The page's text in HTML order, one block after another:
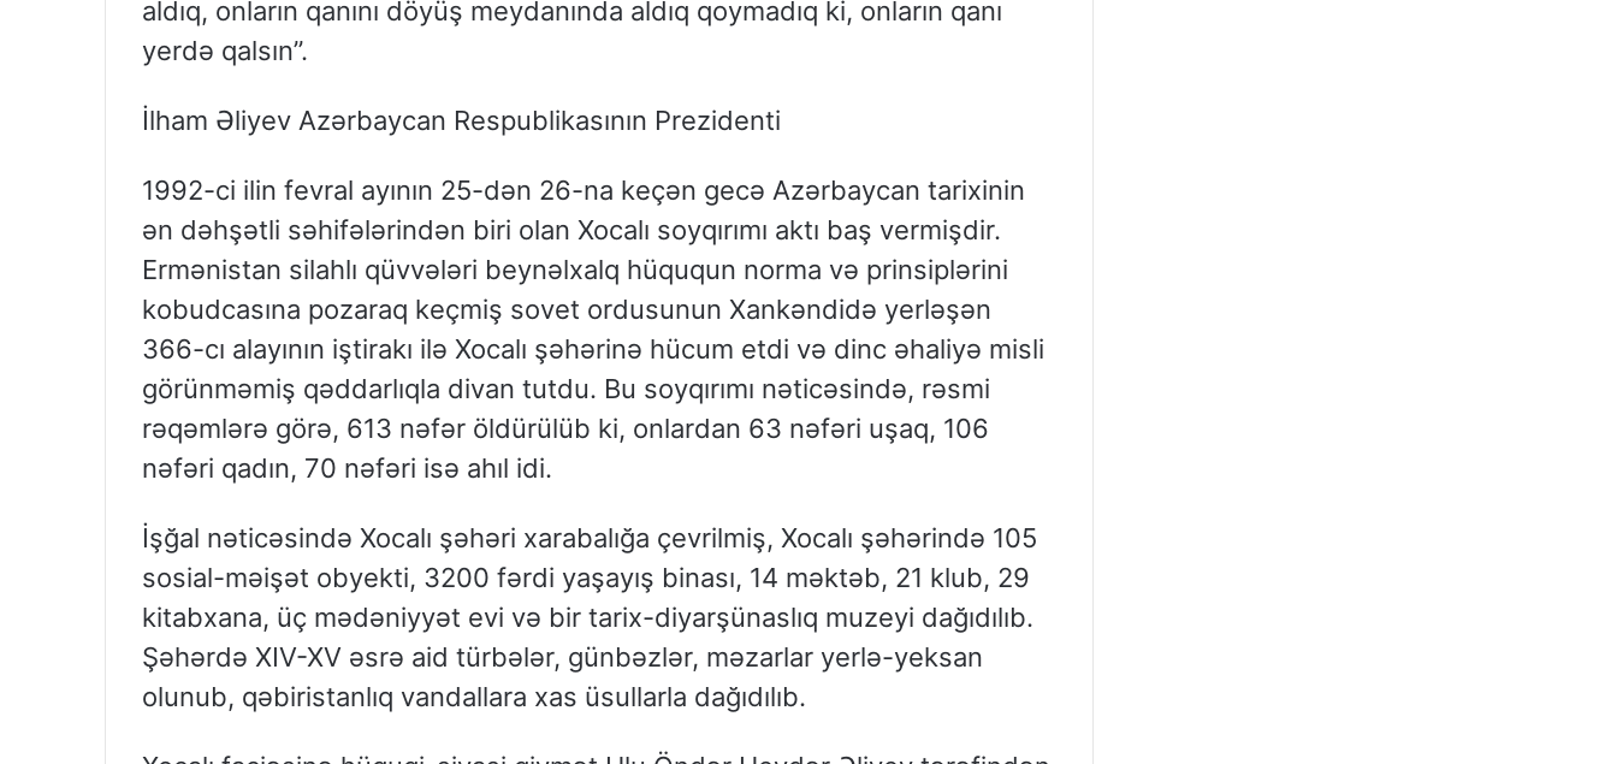
aldıq, onların qanını döyüş meydanında aldıq qoymadıq ki, onların qanı
yerdə qalsın”.
İlham Əliyev Azərbaycan Respublikasının Prezidenti
1992-ci ilin fevral ayının 25-dən 26-na keçən gecə Azərbaycan tarixinin
ən dəhşətli səhifələrindən biri olan Xocalı soyqırımı aktı baş vermişdir.
Ermənistan silahlı qüvvələri beynəlxalq hüququn norma və prinsiplərini
kobudcasına pozaraq keçmiş sovet ordusunun Xankəndidə yerləşən
366-cı alayının iştirakı ilə Xocalı şəhərinə hücum etdi və dinc əhaliyə misli
görünməmiş qəddarlıqla divan tutdu. Bu soyqırımı nəticəsində, rəsmi
rəqəmlərə görə, 613 nəfər öldürülüb ki, onlardan 63 nəfəri uşaq, 106
nəfəri qadın, 70 nəfəri isə ahıl idi.
İşğal nəticəsində Xocalı şəhəri xarabalığa çevrilmiş, Xocalı şəhərində 105
sosial-məişət obyekti, 3200 fərdi yaşayış binası, 14 məktəb, 21 klub, 29
kitabxana, üç mədəniyyət evi və bir tarix-diyarşünaslıq muzeyi dağıdılıb.
Şəhərdə XIV-XV əsrə aid türbələr, günbəzlər, məzarlar yerlə-yeksan
olunub, qəbiristanlıq vandallara xas üsullarla dağıdılıb.